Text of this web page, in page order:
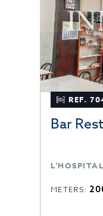
REF.
Bar
METERS: